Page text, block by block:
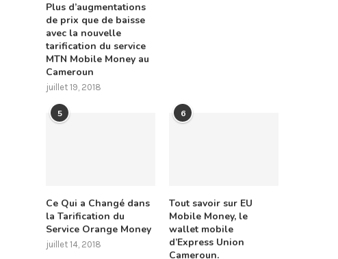
Plus d’augmentations
de prix que de baisse
avec la nouvelle
tarification du service
MTN Mobile Money au
Cameroun
juillet 19, 2018
5
Ce Qui a Changé dans
la Tarification du
Service Orange Money
juillet 14, 2018
6
Tout savoir sur EU
Mobile Money, le
wallet mobile
d’Express Union
Cameroun.